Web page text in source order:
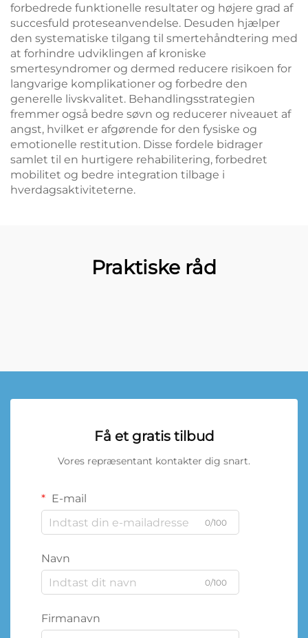
forbedrede funktionelle resultater og højere grad af
succesfuld proteseanvendelse. Desuden hjælper
den systematiske tilgang til smertehåndtering med
at forhindre udviklingen af kroniske
smertesyndromer og dermed reducere risikoen for
langvarige komplikationer og forbedre den
generelle livskvalitet. Behandlingsstrategien
fremmer også bedre søvn og reducerer niveauet af
angst, hvilket er afgørende for den fysiske og
emotionelle restitution. Disse fordele bidrager
samlet til en hurtigere rehabilitering, forbedret
mobilitet og bedre integration tilbage i
hverdagsaktiviteterne.
Praktiske råd
Få et gratis tilbud
Vores repræsentant kontakter dig snart.
E-mail
0/100
Navn
0/100
Firmanavn